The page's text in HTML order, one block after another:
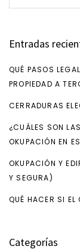
Entradas
QUÉ PASOS
PROPIEDAD A
CERRADURAS
¿CUÁLES SON
OKUPACIÓN EN
OKUPACIÓN Y
Y SEGURA)
QUÉ HACER SI
Categorías